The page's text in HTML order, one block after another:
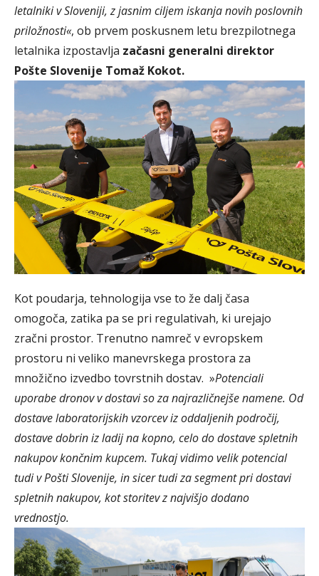
letalniki v Sloveniji, z jasnim ciljem iskanja novih poslovnih
priložnosti«, ob prvem poskusnem letu brezpilotnega
letalnika izpostavlja začasni generalni direktor
Pošte Slovenije Tomaž Kokot.
Kot poudarja, tehnologija vse to že dalj časa
omogoča, zatika pa se pri regulativah, ki urejajo
zračni prostor. Trenutno namreč v evropskem
prostoru ni veliko manevrskega prostora za
množično izvedbo tovrstnih dostav. »Potenciali
uporabe dronov v dostavi so za najrazličnejše namene. Od
dostave laboratorijskih vzorcev iz oddaljenih področij,
dostave dobrin iz ladij na kopno, celo do dostave spletnih
nakupov končnim kupcem. Tukaj vidimo velik potencial
tudi v Pošti Slovenije, in sicer tudi za segment pri dostavi
spletnih nakupov, kot storitev z najvišjo dodano
vrednostjo.